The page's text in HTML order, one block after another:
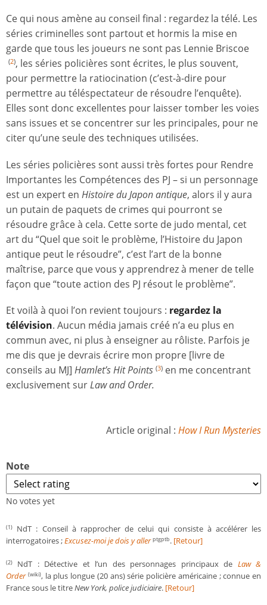
Ce qui nous amène au conseil final : regardez la télé. Les
séries criminelles sont partout et hormis la mise en
garde que tous les joueurs ne sont pas Lennie Briscoe
(2), les séries policières sont écrites, le plus souvent,
pour permettre la ratiocination (c’est-à-dire pour
permettre au téléspectateur de résoudre l’enquête).
Elles sont donc excellentes pour laisser tomber les voies
sans issues et se concentrer sur les principales, pour ne
citer qu’une seule des techniques utilisées.
Les séries policières sont aussi très fortes pour Rendre
Importantes les Compétences des PJ – si un personnage
est un expert en Histoire du Japon antique, alors il y aura
un putain de paquets de crimes qui pourront se
résoudre grâce à cela. Cette sorte de judo mental, cet
art du “Quel que soit le problème, l’Histoire du Japon
antique peut le résoudre”, c’est l’art de la bonne
maîtrise, parce que vous y apprendrez à mener de telle
façon que “toute action des PJ résout le problème”.
Et voilà à quoi l’on revient toujours : regardez la
télévision. Aucun média jamais créé n’a eu plus en
commun avec, ni plus à enseigner au rôliste. Parfois je
me dis que je devrais écrire mon propre [livre de
conseils au MJ] Hamlet’s Hit Points (3) en me concentrant
exclusivement surLaw and Order.
Article original : How I Run Mysteries
Note
No votes yet
(1)
NdT : Conseil à rapprocher de celui qui consiste à accélérer les
interrogatoires ;Excusez-moi je dois y aller ptgptb. [Retour]
(2) NdT : Détective et l’un des personnages principaux de Law &
Order (wiki), la plus longue (20 ans) série policière américaine ; connue en
France sous le titreNew York, police judiciaire. [Retour]